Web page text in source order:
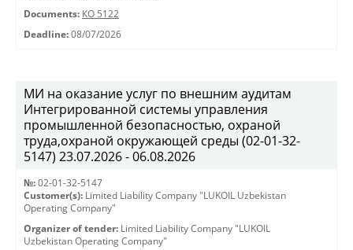
Documents: КО 5122
Deadline: 08/07/2026
МИ на оказание услуг по внешним аудитам
Интегрированной системы управления
промышленной безопасностью, охраной
труда,охраной окружающей среды (02-01-32-
5147) 23.07.2026 - 06.08.2026
№: 02-01-32-5147
Customer(s): Limited Liability Company "LUKOIL Uzbekistan
Operating Company"
Organizer of tender: Limited Liability Company "LUKOIL
Uzbekistan Operating Company"